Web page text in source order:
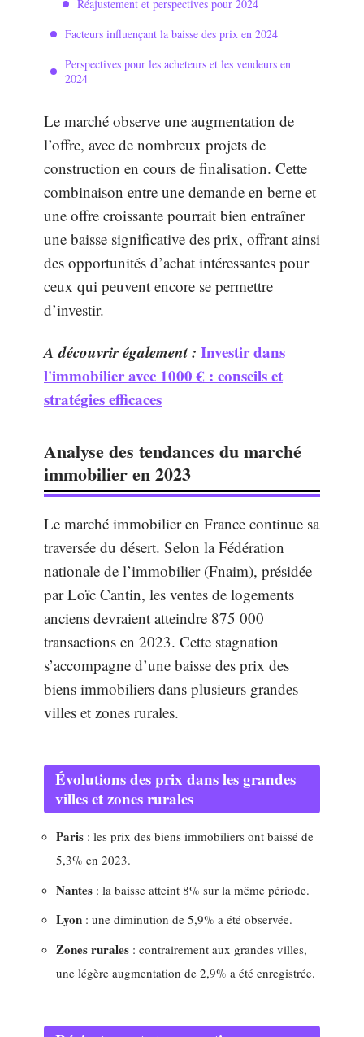
Réajustement et perspectives pour 2024
Facteurs influençant la baisse des prix en 2024
Perspectives pour les acheteurs et les vendeurs en
2024
Le marché observe une augmentation de
l’offre, avec de nombreux projets de
construction en cours de finalisation. Cette
combinaison entre une demande en berne et
une offre croissante pourrait bien entraîner
une baisse significative des prix, offrant ainsi
des opportunités d’achat intéressantes pour
ceux qui peuvent encore se permettre
d’investir.
A découvrir également : Investir dans
l'immobilier avec 1000 € : conseils et
stratégies efficaces
Analyse des tendances du marché
immobilier en 2023
Le marché immobilier en France continue sa
traversée du désert. Selon la Fédération
nationale de l’immobilier (Fnaim), présidée
par Loïc Cantin, les ventes de logements
anciens devraient atteindre 875 000
transactions en 2023. Cette stagnation
s’accompagne d’une baisse des prix des
biens immobiliers dans plusieurs grandes
villes et zones rurales.
Évolutions des prix dans les grandes
villes et zones rurales
Paris : les prix des biens immobiliers ont baissé de
5,3% en 2023.
Nantes : la baisse atteint 8% sur la même période.
Lyon : une diminution de 5,9% a été observée.
Zones rurales : contrairement aux grandes villes,
une légère augmentation de 2,9% a été enregistrée.